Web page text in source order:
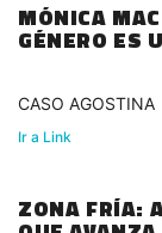
MÓNICA
GÉNERO ES
CASO AGOSTINA
Ir a Link
ZONA FRÍA: